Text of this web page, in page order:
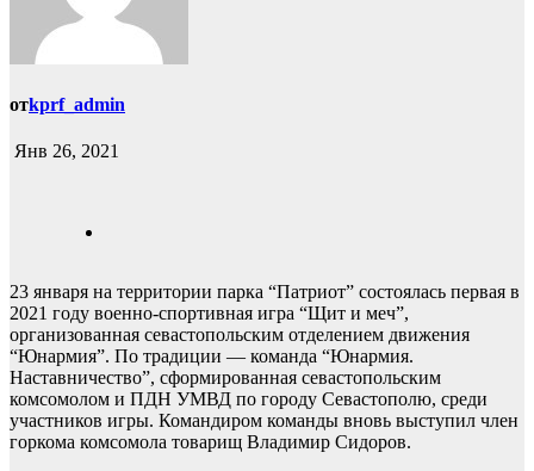
отkprf_admin
Янв 26, 2021
23 января на территории парка “Патриот” состоялась первая в
2021 году военно-спортивная игра “Щит и меч”,
организованная севастопольским отделением движения
“Юнармия”. По традиции — команда “Юнармия.
Наставничество”, сформированная севастопольским
комсомолом и ПДН УМВД по городу Севастополю, среди
участников игры. Командиром команды вновь выступил член
горкома комсомола товарищ Владимир Сидоров.